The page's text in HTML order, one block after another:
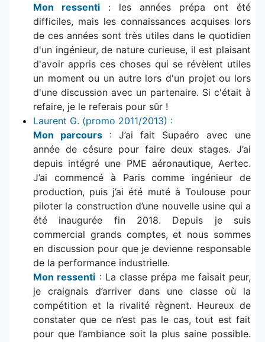
Mon ressenti : les années prépa ont été
difficiles, mais les connaissances acquises lors
de ces années sont très utiles dans le quotidien
d'un ingénieur, de nature curieuse, il est plaisant
d'avoir appris ces choses qui se révèlent utiles
un moment ou un autre lors d'un projet ou lors
d'une discussion avec un partenaire. Si c'était à
refaire, je le referais pour sûr !
Laurent G. (promo 2011/2013) :
Mon parcours : J’ai fait Supaéro avec une
année de césure pour faire deux stages. J’ai
depuis intégré une PME aéronautique, Aertec.
J’ai commencé à Paris comme ingénieur de
production, puis j’ai été muté à Toulouse pour
piloter la construction d’une nouvelle usine qui a
été inaugurée fin 2018. Depuis je suis
commercial grands comptes, et nous sommes
en discussion pour que je devienne responsable
de la performance industrielle.
Mon ressenti : La classe prépa me faisait peur,
je craignais d’arriver dans une classe où la
compétition et la rivalité règnent. Heureux de
constater que ce n’est pas le cas, tout est fait
pour que l’ambiance soit la plus saine possible.